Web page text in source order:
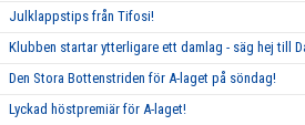
Julklappstips från Tifosi!
Klubben startar ytterligare ett damlag - säg hej till
Den Stora Bottenstriden för A-laget på söndag!
Lyckad höstpremiär för A-laget!